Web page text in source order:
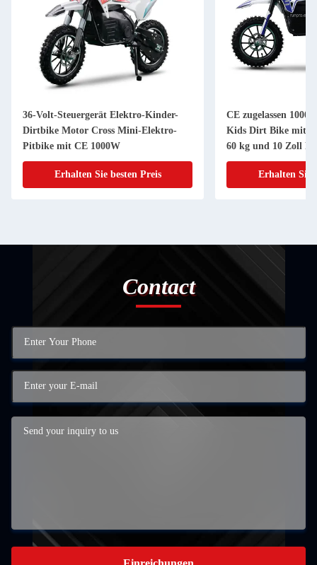
36-Volt-Steuergerät Elektro-Kinder-
Dirtbike Motor Cross Mini-Elektro-
Pitbike mit CE 1000W
Erhalten Sie besten Preis
CE zugelassen
Kids Dirt Bike mit
60 kg und 10 Zoll
Erhalten Sie
Contact